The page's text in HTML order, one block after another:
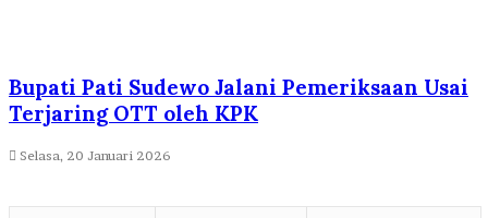
Bupati Pati Sudewo Jalani Pemeriksaan Usai
Terjaring OTT oleh KPK
Selasa, 20 Januari 2026